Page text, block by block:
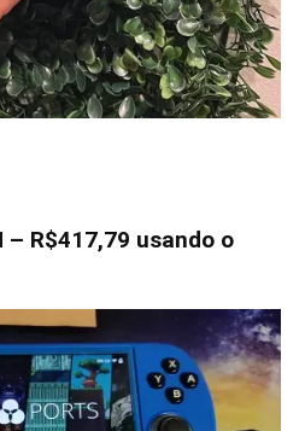
– R$417,79 usando o